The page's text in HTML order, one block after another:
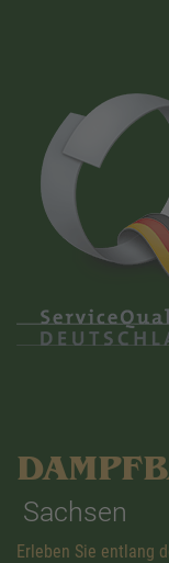
Sachsen
Erleben Sie entlang